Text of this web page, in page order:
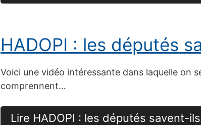
HADOPI : les députés
Voici une vidéo intéressante dans laquelle on
comprennent…
Lire HADOPI : les députés savent-